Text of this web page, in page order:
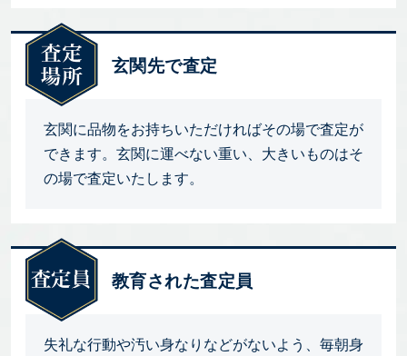
玄関先で査定
玄関に品物をお持ちいただければその場で査定が
できます。玄関に運べない重い、大きいものはそ
の場で査定いたします。
教育された査定員
失礼な行動や汚い身なりなどがないよう、毎朝身